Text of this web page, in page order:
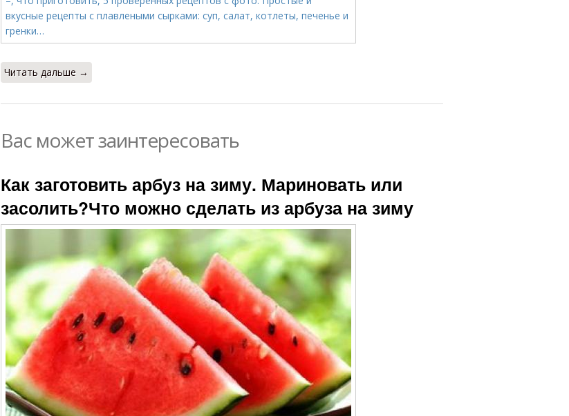
Читать дальше →
Вас может заинтересовать
Как заготовить арбуз на зиму. Мариновать или
засолить?Что можно сделать из арбуза на зиму